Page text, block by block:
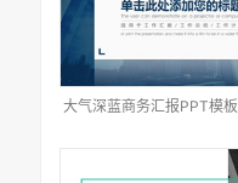
大气深蓝商务汇报PPT模板